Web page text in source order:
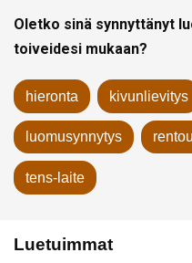
Oletko sinä synnyttänyt
toiveidesi mukaan?
hieronta kivunlievitys
luomusynnytys
tens-laite
Luetuimmat